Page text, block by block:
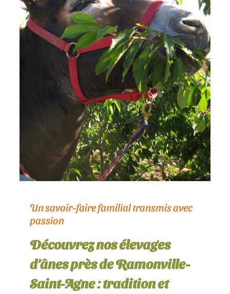
Un savoir-faire familial transmis avec
passion
Découvrez nos élevages
d'ânes près de Ramonville-
Saint-Agne : tradition et